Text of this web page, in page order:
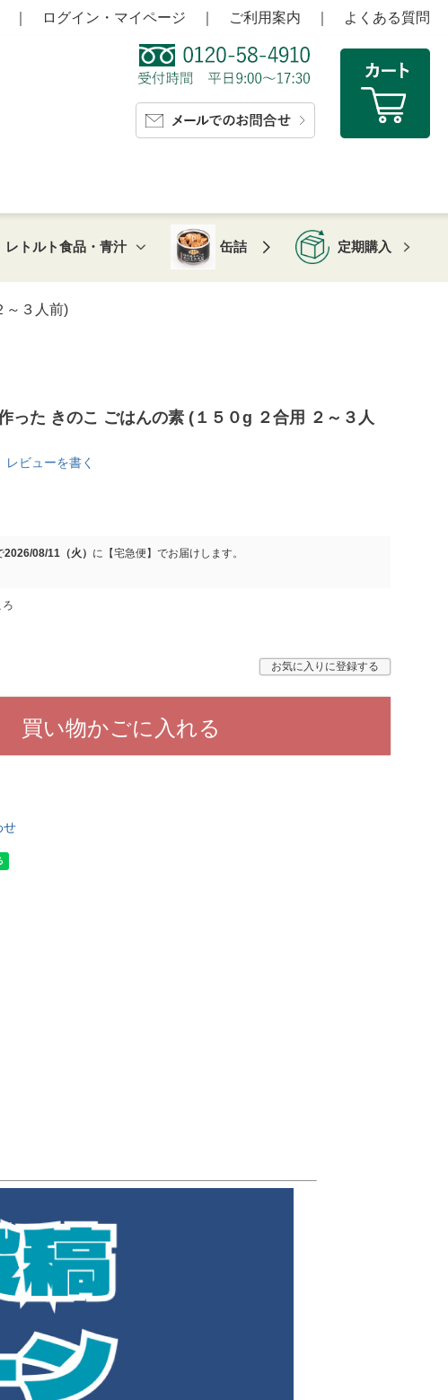
ログイン・マイページ ご利用案内 よくある質問
レトルト食品・青汁 缶詰 定期購入
～３人前)
った きのこ ごはんの素 (１５０g ２合用 ２～３人
レビューを書く
2026/08/11（火） に 【宅急便】 でお届けします。
ろ
お気に入りに登録する
買い物かごに入れる
せ